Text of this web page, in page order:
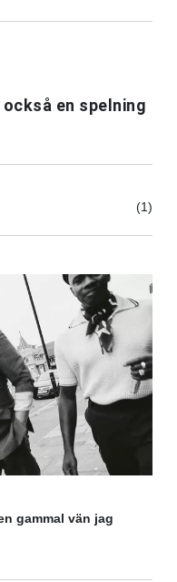
en spelning
(1)
gammal vän jag